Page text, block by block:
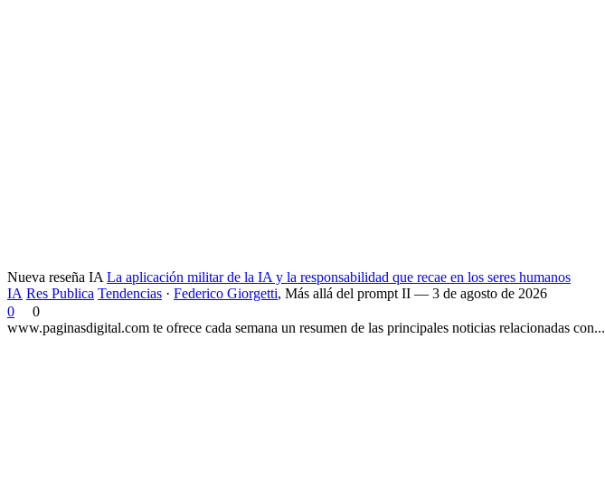
Nueva reseña IA La aplicación militar de la IA y la responsabilidad que recae en los seres humanos
IA Res Publica Tendencias · Federico Giorgetti, Más allá del prompt II — 3 de agosto de 2026
0
0
www.paginasdigital.com te ofrece cada semana un resumen de las principales noticias relacionadas con...